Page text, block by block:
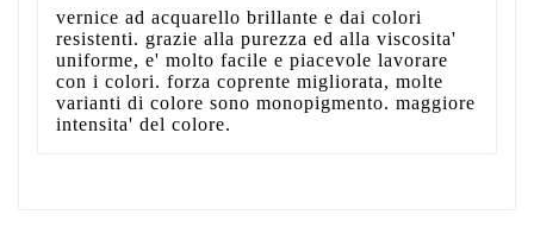
vernice ad acquarello brillante e dai colori
resistenti. grazie alla purezza ed alla viscosita'
uniforme, e' molto facile e piacevole lavorare
con i colori. forza coprente migliorata, molte
varianti di colore sono monopigmento. maggiore
intensita' del colore.